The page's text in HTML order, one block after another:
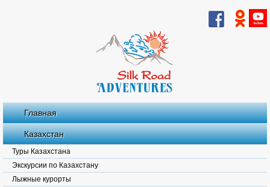
Главная
Казахстан
Туры Казахстана
Экскурсии по Казахстану
Лыжные курорты